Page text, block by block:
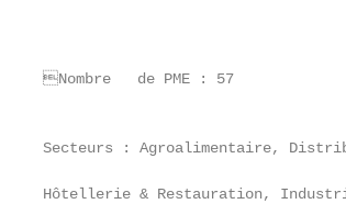
Nombre   de PME : 57
Secteurs :
Hôtellerie & Restauration,